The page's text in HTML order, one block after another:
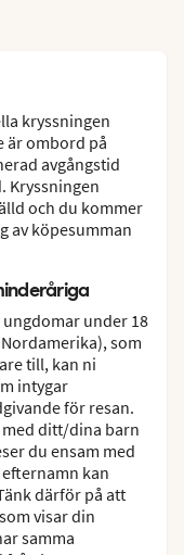
kryssningen
är ombord på
avgångstid
Kryssningen
och du kommer
av köpesumman
under 18
som
till, kan ni
intygar
för resan.
med ditt/dina barn
du ensam med
kan
därför på att
visar din
samma